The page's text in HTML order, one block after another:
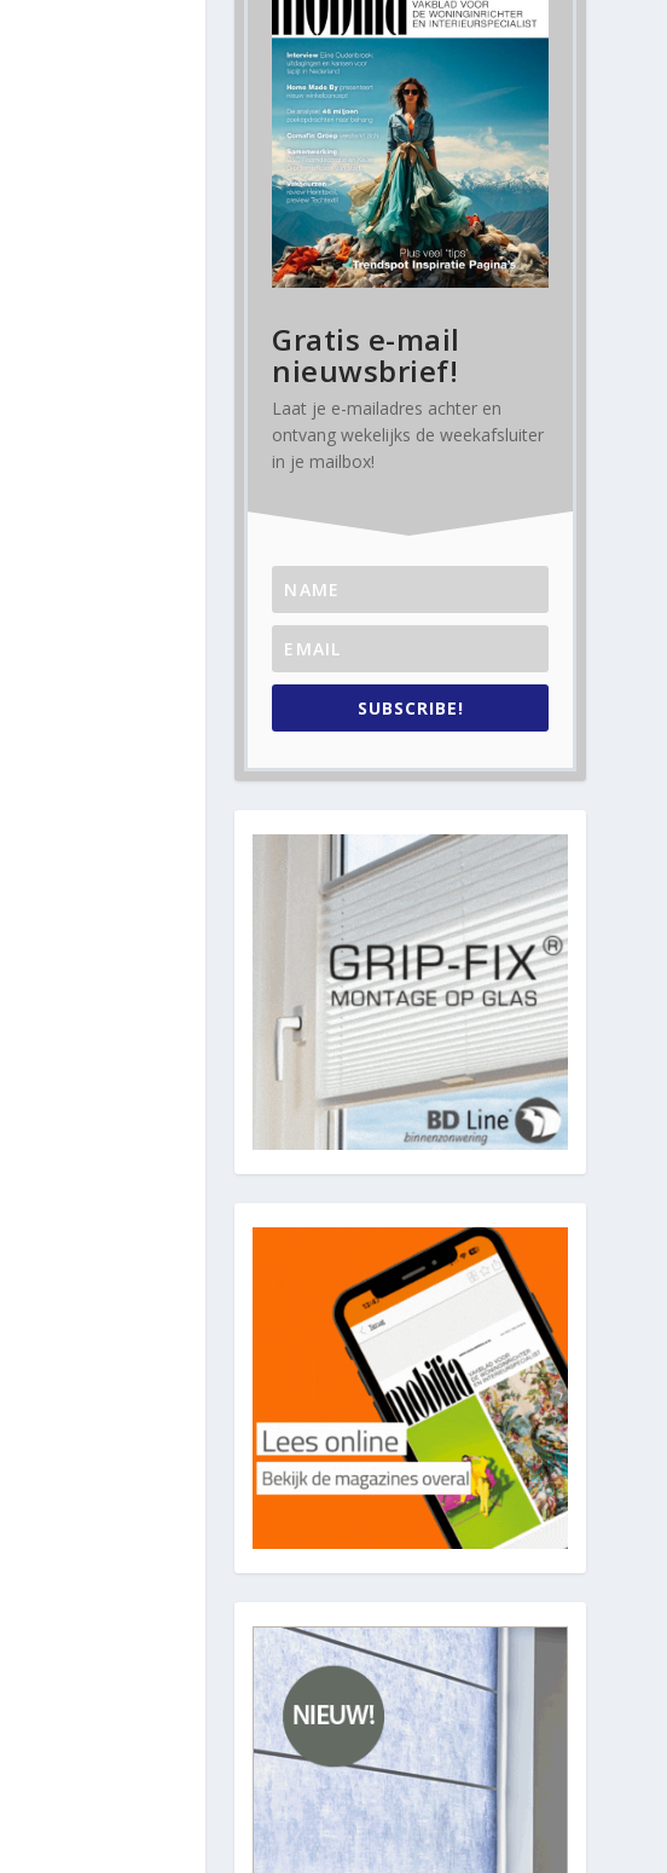
Gratis e-mail
nieuwsbrief!
Laat je e-mailadres achter en
ontvangwekelijks de weekafsluiter
in je mailbox!
SUBSCRIBE!